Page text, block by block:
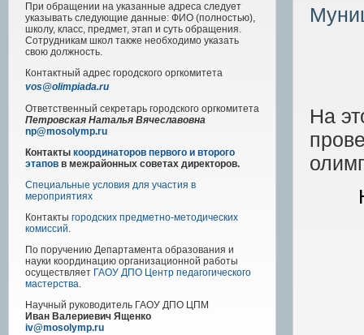
При обращении на указанные адреса следует
указывать следующие данные: ФИО (полностью),
школу, класс, предмет, этап и суть обращения.
Сотрудникам школ также необходимо указать
свою должность.
Контактный адрес городского оргкомитета
vos@olimpiada.ru
Ответственный секретарь городского оргкомитета
Петровская Наталья Вячеславовна
np@mosolymp.ru
Контакты координаторов первого и второго
этапов в межрайонных советах директоров.
Специальные условия для участия в
мероприятиях
Контакты городских предметно-методических
комиссий.
По поручению Департамента образования и
науки координацию организационной работы
осуществляет ГАОУ ДПО Центр педагогического
мастерства.
Научный руководитель ГАОУ ДПО ЦПМ
Иван Валериевич Ященко
iv@mosolymp.ru
На